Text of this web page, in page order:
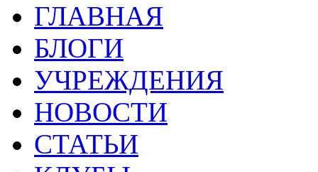
ГЛАВНАЯ
БЛОГИ
УЧРЕЖДЕНИЯ
НОВОСТИ
СТАТЬИ